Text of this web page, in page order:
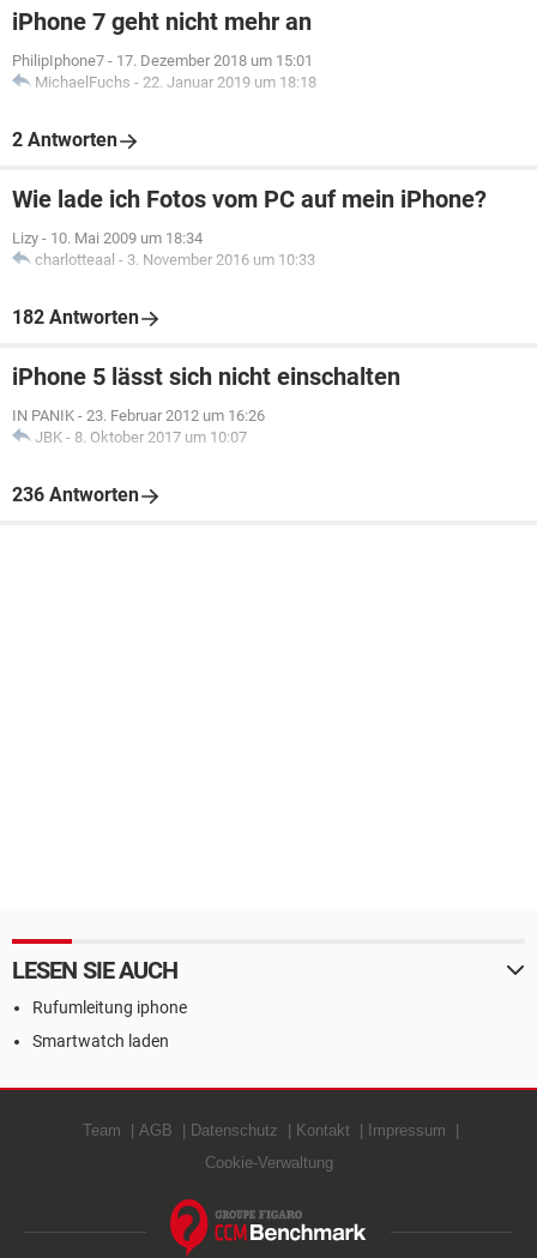
iPhone 7 geht nicht mehr an
PhilipIphone7 - 17. Dezember 2018 um 15:01
MichaelFuchs - 22. Januar 2019 um 18:18
2 Antworten
Wie lade ich Fotos vom PC auf mein iPhone?
Lizy - 10. Mai 2009 um 18:34
charlotteaal - 3. November 2016 um 10:33
182 Antworten
iPhone 5 lässt sich nicht einschalten
IN PANIK - 23. Februar 2012 um 16:26
JBK - 8. Oktober 2017 um 10:07
236 Antworten
LESEN SIE AUCH
Rufumleitung iphone
Smartwatch laden
Team AGB Datenschutz Kontakt
Impressum
Cookie-Verwaltung